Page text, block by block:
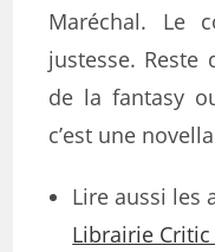
Maréchal. Le
justesse. Reste
de la fantasy
c’est une
Lire aussi les
Librairie